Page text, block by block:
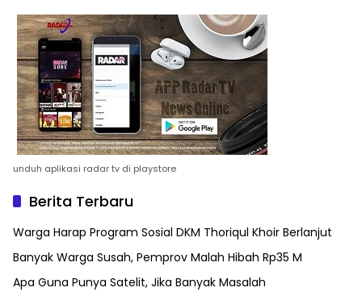
unduh aplikasi radar tv di playstore
Berita Terbaru
Warga Harap Program Sosial DKM Thoriqul Khoir Berlanjut
Banyak Warga Susah, Pemprov Malah Hibah Rp35 M
Apa Guna Punya Satelit, Jika Banyak Masalah